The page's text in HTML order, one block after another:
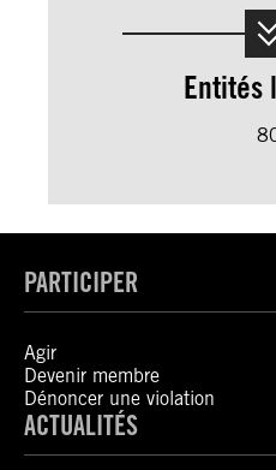
Entités
PARTICIPER
Agir
Devenir membre
Dénoncer une violation
ACTUALITÉS